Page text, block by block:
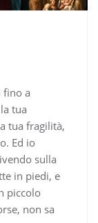
fino a
tua
tua fragilità,
Ed io
sulla
in piedi, e
piccolo
non sa